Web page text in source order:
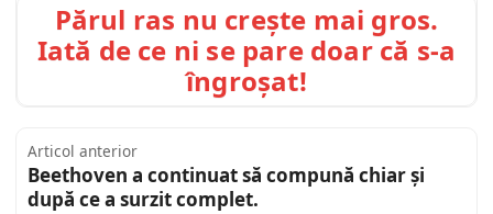
Părul ras nu crește mai gros.
Iată de ce ni se pare doar că s-a
îngroșat!
Articol anterior
Beethoven a continuat să compună chiar și
după ce a surzit complet.